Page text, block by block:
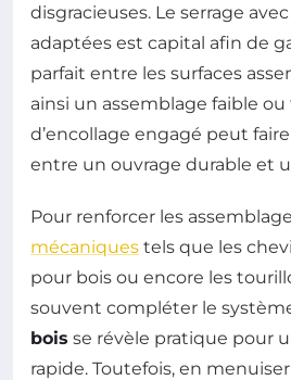
disgracieuses. Le serrage
adaptées est capital afin de
parfait entre les surfaces
ainsi un assemblage faible ou
d’encollage engagé peut
entre un ouvrage durable et
Pour renforcer les
mécaniques tels que les
pour bois ou encore les
souvent compléter le
bois se révèle pratique pour
rapide. Toutefois, en